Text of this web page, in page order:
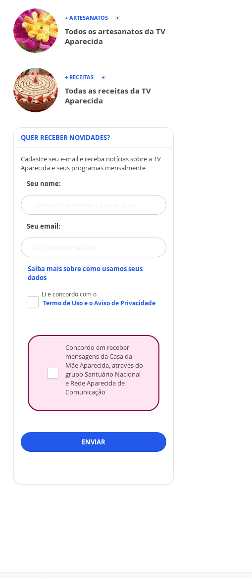
+ ARTESANATOS
Todos os artesanatos da TV
Aparecida
+ RECEITAS
Todas as receitas da TV
Aparecida
QUER RECEBER NOVIDADES?
Cadastre seu e-mail e receba notícias sobre a TV
Aparecida e seus programas mensalmente
Seu nome:
Seu email:
Saiba mais sobre como usamos seus
dados
Li e concordo com o
Termo de Usoe oAviso de Privacidade
Concordo em receber
mensagens da Casa da
Mãe Aparecida, através do
grupo Santuário Nacional
e Rede Aparecida de
Comunicação
ENVIAR